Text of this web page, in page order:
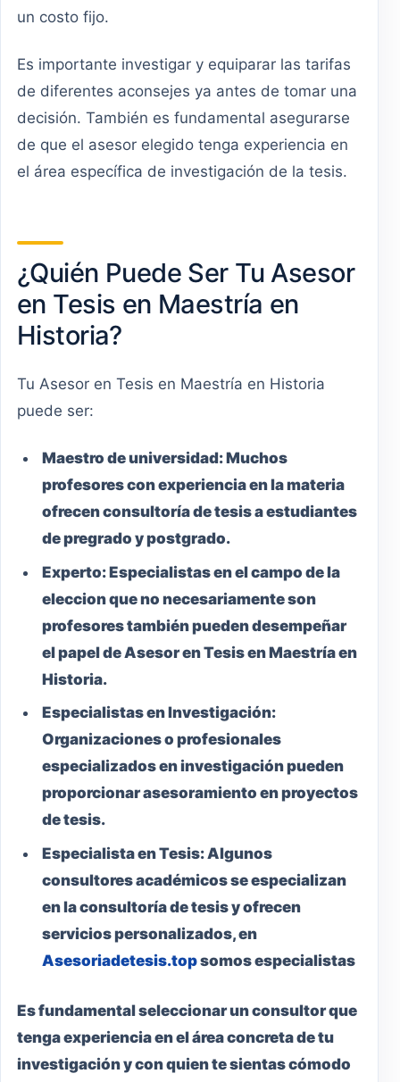
un costo fijo.
Es importante investigar y equiparar las tarifas
de diferentes aconsejes ya antes de tomar una
decisión. También es fundamental asegurarse
de que el asesor elegido tenga experiencia en
el área específica de investigación de la tesis.
¿Quién Puede Ser Tu Asesor
en Tesis en Maestría en
Historia?
Tu Asesor en Tesis en Maestría en Historia
puede ser:
Maestrode universidad:Muchos
profesores con experiencia en la materia
ofrecen consultoría de tesis a estudiantes
de pregrado y postgrado.
Experto:Especialistas en el campo de la
eleccion que no necesariamente son
profesores también pueden desempeñar
el papel de Asesor en Tesis en Maestría en
Historia.
Especialistas en Investigación:
Organizaciones o profesionales
especializados en investigación pueden
proporcionar asesoramiento en proyectos
de tesis.
Especialista en Tesis:Algunos
consultores académicos se especializan
en la consultoría de tesis y ofrecen
servicios personalizados, en
Asesoriadetesis.topsomos especialistas
Es fundamental seleccionar un consultor que
tenga experiencia en el área concreta de tu
investigación y con quien te sientas cómodo